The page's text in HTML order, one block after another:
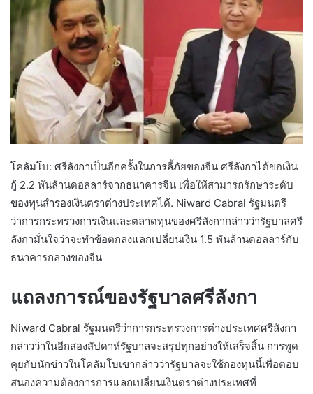
โคลัมโบ: ศรีลังกาเป็นอีกครั้งในการลี้ภัยของจีน ศรีลังกาได้ขอเงิน
กู้ 2.2 พันล้านดอลลาร์จากธนาคารจีน เพื่อให้สามารถรักษาระดับ
ของทุนสำรองเงินตราต่างประเทศได้. Niward Cabral รัฐมนตรี
ว่าการกระทรวงการเงินและตลาดทุนของศรีลังกากล่าวว่ารัฐบาลศรี
ลังกามั่นใจว่าจะทำข้อตกลงแลกเปลี่ยนเงิน 1.5 พันล้านดอลลาร์กับ
ธนาคารกลางของจีน
แถลงการณ์ของรัฐบาลศรีลังกา
Niward Cabral รัฐมนตรีว่าการกระทรวงการต่างประเทศศรีลังกา
กล่าวว่าในอีกสองสัปดาห์รัฐบาลจะสรุปทุกอย่างให้เสร็จสิ้น การพูด
คุยกับนักข่าวในโคลัมโบเขากล่าวว่ารัฐบาลจะใช้กองทุนนี้เพื่อตอบ
สนองความต้องการการแลกเปลี่ยนเงินตราต่างประเทศที่